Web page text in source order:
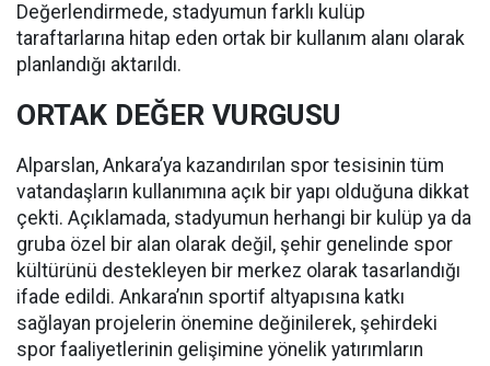
Değerlendirmede, stadyumun farklı kulüp
taraftarlarına hitap eden ortak bir kullanım alanı olarak
planlandığı aktarıldı.
ORTAK DEĞER VURGUSU
Alparslan, Ankara’ya kazandırılan spor tesisinin tüm
vatandaşların kullanımına açık bir yapı olduğuna dikkat
çekti. Açıklamada, stadyumun herhangi bir kulüp ya da
gruba özel bir alan olarak değil, şehir genelinde spor
kültürünü destekleyen bir merkez olarak tasarlandığı
ifade edildi. Ankara’nın sportif altyapısına katkı
sağlayan projelerin önemine değinilerek, şehirdeki
spor faaliyetlerinin gelişimine yönelik yatırımların